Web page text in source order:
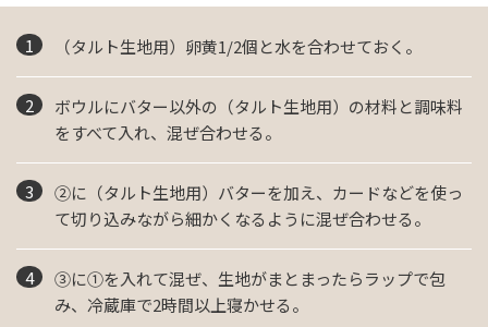
（タルト生地用）卵黄1/2個と水を合わせておく。
ボウルにバター以外の（タルト生地用）の材料と調味料
をすべて入れ、混ぜ合わせる。
②に（タルト生地用）バターを加え、カードなどを使っ
て切り込みながら細かくなるように混ぜ合わせる。
③に①を入れて混ぜ、生地がまとまったらラップで包
み、冷蔵庫で2時間以上寝かせる。